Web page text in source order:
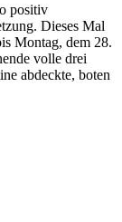
positiv
Dieses Mal
Montag, dem 28.
volle drei
abdeckte, boten